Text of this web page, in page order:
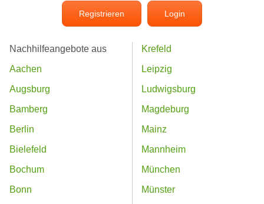
Registrieren Login
Nachhilfeangebote aus
Aachen
Augsburg
Bamberg
Berlin
Bielefeld
Bochum
Bonn
Krefeld
Leipzig
Ludwigsburg
Magdeburg
Mainz
Mannheim
München
Münster